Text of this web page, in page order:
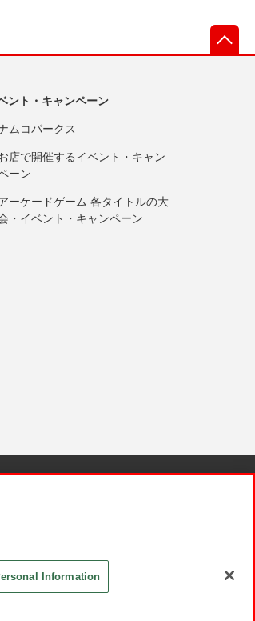
ント・キャンペーン
ムコパークス
店で開催するイベント・キャン
ーン
ーケードゲーム 各タイトルの大
・イベント・キャンペーン
Information